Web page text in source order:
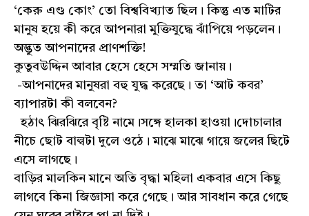
‘কেরু এণ্ড কোং’ তো বিশ্ববিখ্যাত ছিল। কিন্তু এত মাটির
মানুষ হয়ে কী করে আপনারা মুক্তিযুদ্ধে ঝাঁপিয়ে পড়লেন।
অদ্ভুত আপনাদের প্রাণশক্তি!
কুতুবউদ্দিন আবার হেসে হেসে সম্মতি জানায়।
-আপনাদের মানুষরা বহু যুদ্ধ করেছে। তা ‘আট কবর’
ব্যাপারটা কী বলবেন?
হঠাৎ ঝিরঝিরে বৃষ্টি নামে।সঙ্গে হালকা হাওয়া।দোচালার
নীচে ছোট বাল্বটা দুলে ওঠে। মাঝে মাঝে গায়ে জলের ছিটে
এসে লাগছে।
বাড়ির মালকিন মানে অতি বৃদ্ধা মহিলা একবার এসে কিছু
লাগবে কিনা জিজ্ঞাসা করে গেছে। আর সাবধান করে গেছে